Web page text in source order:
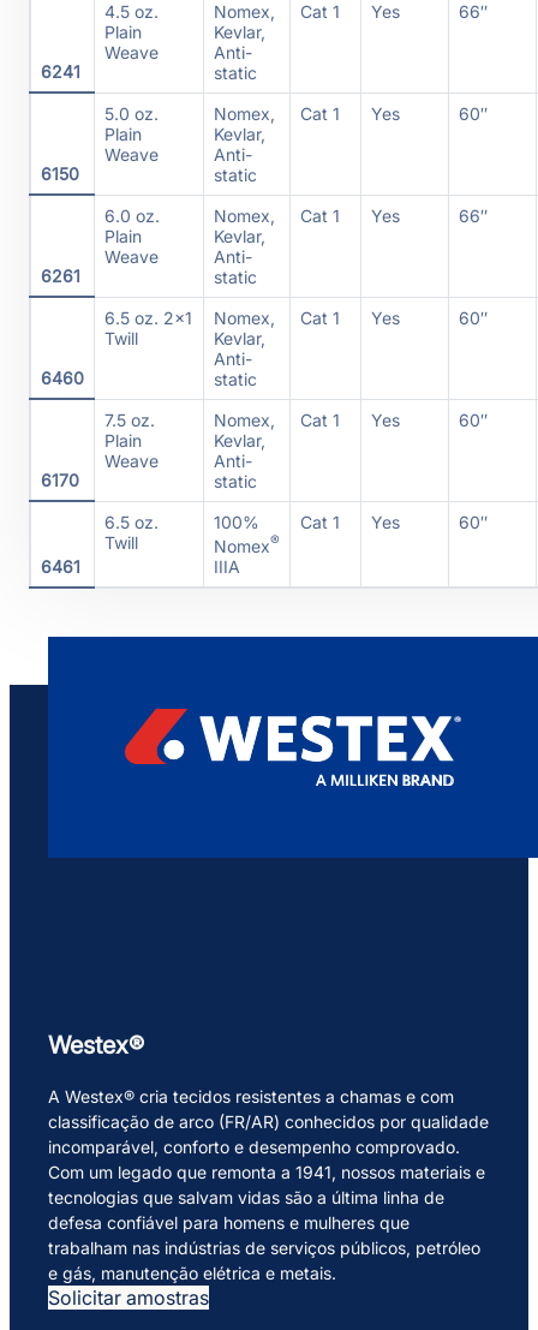
6241
4.5 oz.
Plain
Weave
Nomex,
Kevlar,
Anti-
static
Cat 1 Yes 66″
6150
5.0 oz.
Plain
Weave
Nomex,
Kevlar,
Anti-
static
Cat 1 Yes 60″
6261
6.0 oz.
Plain
Weave
Nomex,
Kevlar,
Anti-
static
Cat 1 Yes 66″
6460
6.5 oz. 2×1
Twill
Nomex,
Kevlar,
Anti-
static
Cat 1 Yes 60″
6170
7.5 oz.
Plain
Weave
Nomex,
Kevlar,
Anti-
static
Cat 1 Yes 60″
6461
6.5 oz.
Twill
100%
Nomex®
IIIA
Cat 1 Yes 60″
Westex®
A Westex® cria tecidos resistentes a chamas e com
classificação de arco (FR/AR) conhecidos por qualidade
incomparável, conforto e desempenho comprovado.
Com um legado que remonta a 1941, nossos materiais e
tecnologias que salvam vidas são a última linha de
defesa confiável para homens e mulheres que
trabalham nas indústrias de serviços públicos, petróleo
e gás, manutenção elétrica e metais.
Solicitar amostras